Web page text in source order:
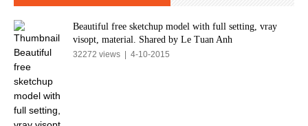
Beautiful free sketchup model with full setting, vray
visopt, material. Shared by Le Tuan Anh
32272 views | 4-10-2015